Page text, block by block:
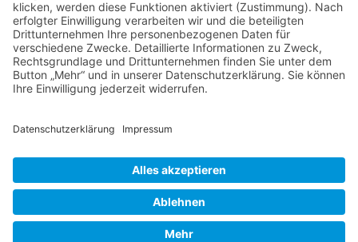
Wir verwenden einen Service eines
Drittanbieters, um Karteninhalte
einzubetten. Dieser Service kann
Daten zu Ihren Aktivitäten
sammeln. Bitte lesen Sie die Details
Nutzung des Service zu, um diese
Mehr Informationen
Datenschutz
© 2024 Heinrichs – Ersatzteile UG | Alle Rechte